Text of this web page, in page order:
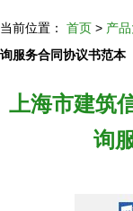
当前位置： 首页 > 产
询服务合同协议书范本
上海市建筑
询